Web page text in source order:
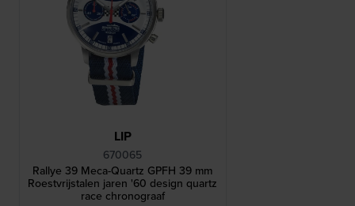
LIP
670065
Rallye 39 Meca-Quartz GPFH 39 mm
Roestvrijstalen jaren '60 design quartz
race chronograaf